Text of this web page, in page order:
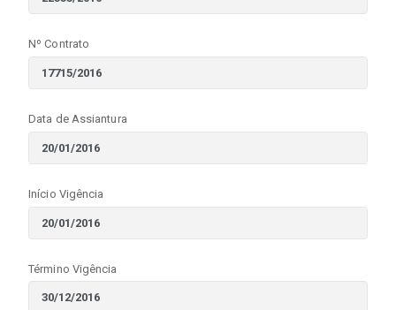
Nº Contrato
Data de Assiantura
Início Vigência
Término Vigência